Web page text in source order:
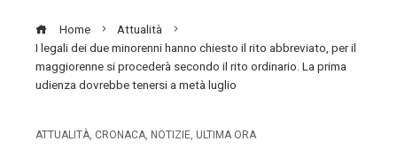
Home
Attualità
I legali dei due minorenni hanno chiesto il rito abbreviato, per il
maggiorenne si procederà secondo il rito ordinario. La prima
udienza dovrebbe tenersi a metà luglio
ATTUALITÀ, CRONACA, NOTIZIE, ULTIMA ORA